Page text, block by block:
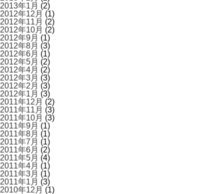
2013年1月 (2)
2012年12月 (1)
2012年11月 (2)
2012年10月 (2)
2012年9月 (1)
2012年8月 (3)
2012年6月 (1)
2012年5月 (2)
2012年4月 (2)
2012年3月 (3)
2012年2月 (3)
2012年1月 (3)
2011年12月 (2)
2011年11月 (3)
2011年10月 (3)
2011年9月 (1)
2011年8月 (1)
2011年7月 (1)
2011年6月 (2)
2011年5月 (4)
2011年4月 (1)
2011年3月 (1)
2011年1月 (3)
2010年12月 (1)